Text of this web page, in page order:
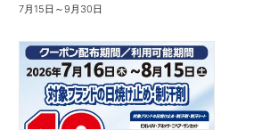
7月15日 ～9月30日